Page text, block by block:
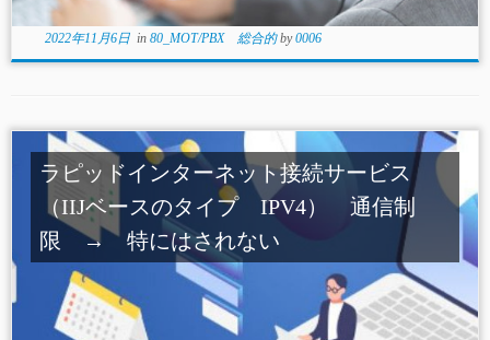
2022年11月6日in 80_MOT/PBX 総合的by0006
ラピッドインターネット接続サービス
（IIJベースのタイプ IPV4） 通信制
限 → 特にはされない